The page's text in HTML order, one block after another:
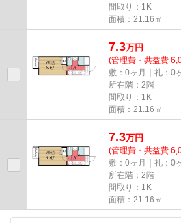
間取り：1K
面積：21.16㎡
7.3万円
(管理費・共益費
敷：0ヶ月｜礼：0
所在階：2階
間取り：1K
面積：21.16㎡
7.3万円
(管理費・共益費
敷：0ヶ月｜礼：0
所在階：2階
間取り：1K
面積：21.16㎡